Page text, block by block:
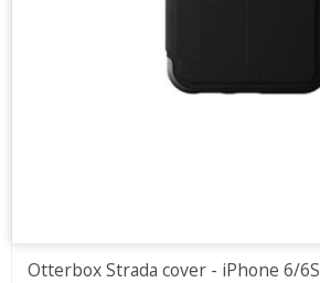
Otterbox Strada cover - iPhone 6/6S